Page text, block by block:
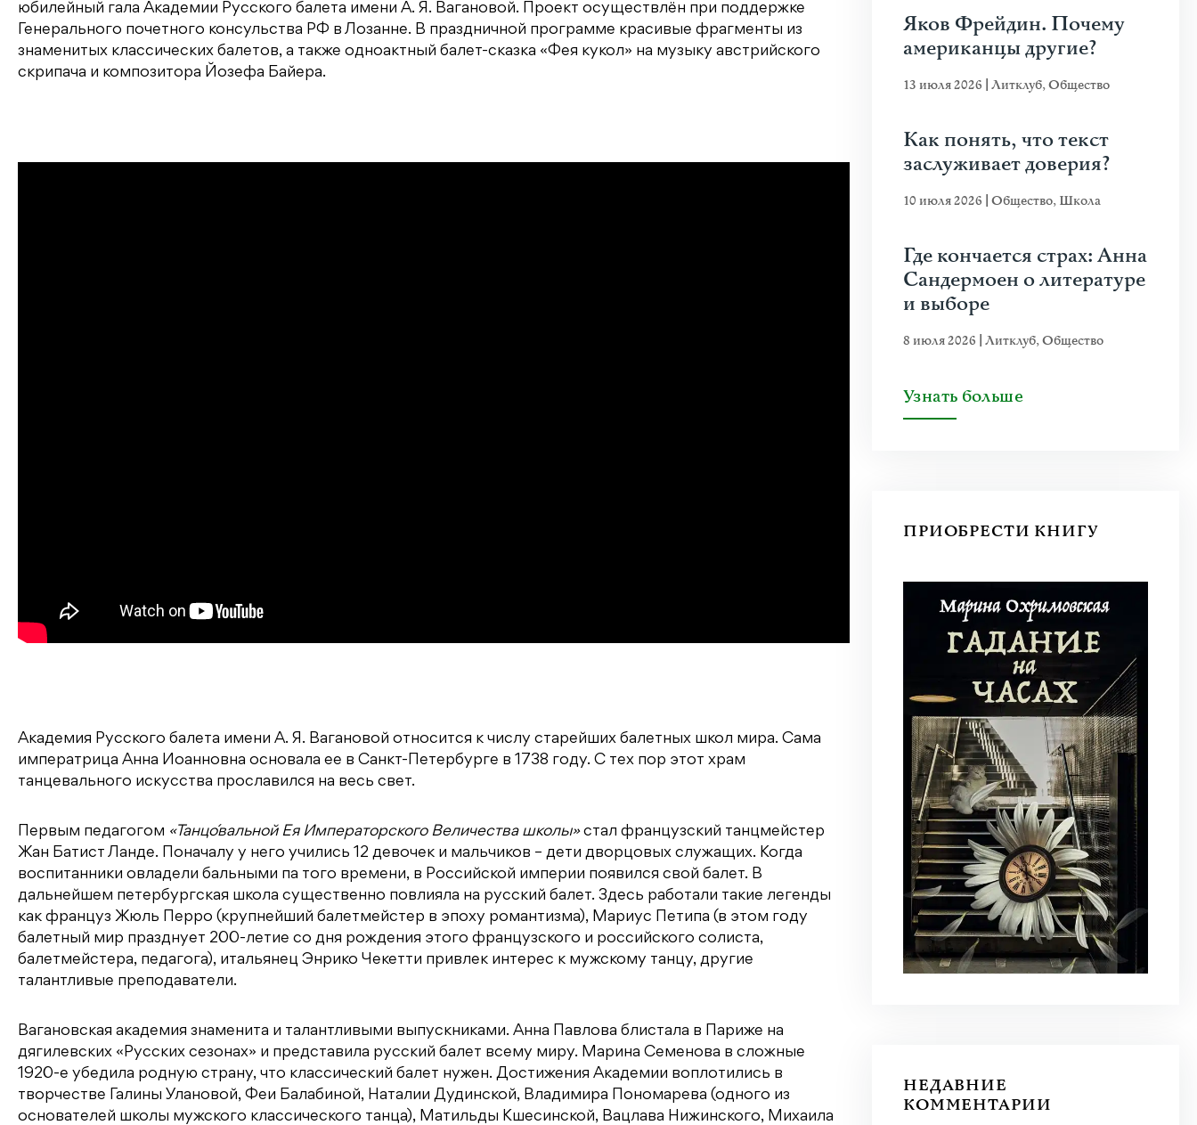
юбилейный гала Академии Русского балета имени А. Я. Вагановой. Проект осуществлён при поддержке
Генерального почетного консульства РФ в Лозанне. В праздничной программе красивые фрагменты из
знаменитых классических балетов, а также одноактный балет-сказка «Фея кукол» на музыку австрийского
скрипача и композитора Йозефа Байера.
Академия Русского балета имени А. Я. Вагановой относится к числу старейших балетных школ мира. Сама
императрица Анна Иоанновна основала ее в Санкт-Петербурге в 1738 году. С тех пор этот храм
танцевального искусства прославился на весь свет.
Первым педагогом «Танцо́вальной Ея Императорского Величества школы»стал французский танцмейстер
Жан Батист Ланде. Поначалу у него учились 12 девочек и мальчиков – дети дворцовых служащих. Когда
воспитанники овладели бальными па того времени, в Российской империи появился свой балет. В
дальнейшем петербургская школа существенно повлияла на русский балет. Здесь работали такие легенды
как француз Жюль Перро (крупнейший балетмейстер в эпоху романтизма), Мариус Петипа (в этом году
балетный мир празднует 200-летие со дня рождения этого французского и российского солиста,
балетмейстера, педагога), итальянец Энрико Чекетти привлек интерес к мужскому танцу, другие
талантливые преподаватели.
Вагановская академия знаменита и талантливыми выпускниками. Анна Павлова блистала в Париже на
дягилевских «Русских сезонах» и представила русский балет всему миру. Марина Семенова в сложные
1920-е убедила родную страну, что классический балет нужен. Достижения Академии воплотились в
творчестве Галины Улановой, Феи Балабиной, Наталии Дудинской, Владимира Пономарева (одного из
основателей школы мужского классического танца), Матильды Кшесинской, Вацлава Нижинского, Михаила
Яков Фрейдин. Почему
американцы другие?
13 июля 2026 Литклуб,Общество
Как понять, что текст
заслуживает доверия?
10 июля 2026 Общество, Школа
Где кончается страх: Анна
Сандермоен о литературе
и выборе
8 июля 2026 Литклуб,Общество
Узнать больше
ПРИОБРЕСТИ КНИГУ
НЕДАВНИЕ
КОММЕНТАРИИ